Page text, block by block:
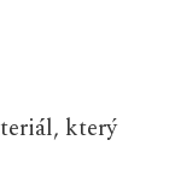
který